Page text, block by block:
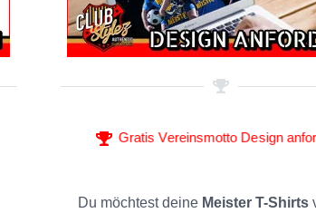
Gratis Vereinsmotto Design
Du möchtest deine Meister T-Shirts